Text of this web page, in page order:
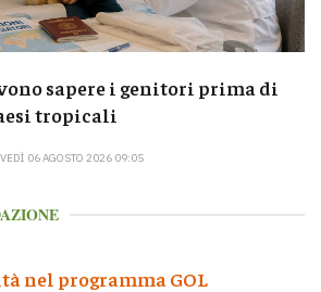
sapere i genitori prima di
tropicali
06 AGOSTO 2026 09:05
nel programma GOL